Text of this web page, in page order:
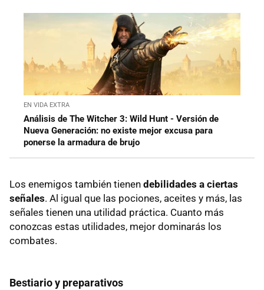
EN VIDA EXTRA
Análisis de The Witcher 3: Wild Hunt - Versión de
Nueva Generación: no existe mejor excusa para
ponerse la armadura de brujo
Los enemigos también tienen debilidades a ciertas
señales. Al igual que las pociones, aceites y más, las
señales tienen una utilidad práctica. Cuanto más
conozcas estas utilidades, mejor dominarás los
combates.
Bestiario y preparativos